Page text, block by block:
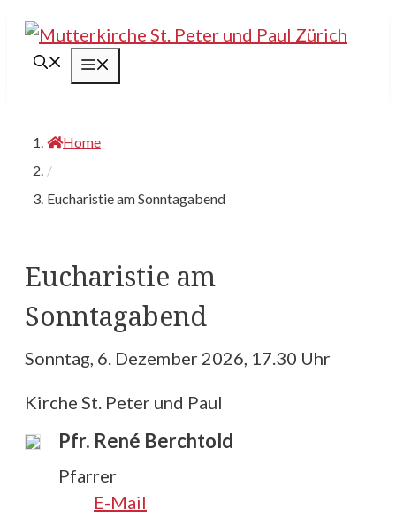
Springe
Inhalt
Home
/
Eucharistie am Sonntagabend
Eucharistie am
Sonntagabend
Sonntag, 6. Dezember 2026, 17.30 Uhr
Kirche St. Peter und Paul
Pfr. René Berchtold
Pfarrer
E-Mail